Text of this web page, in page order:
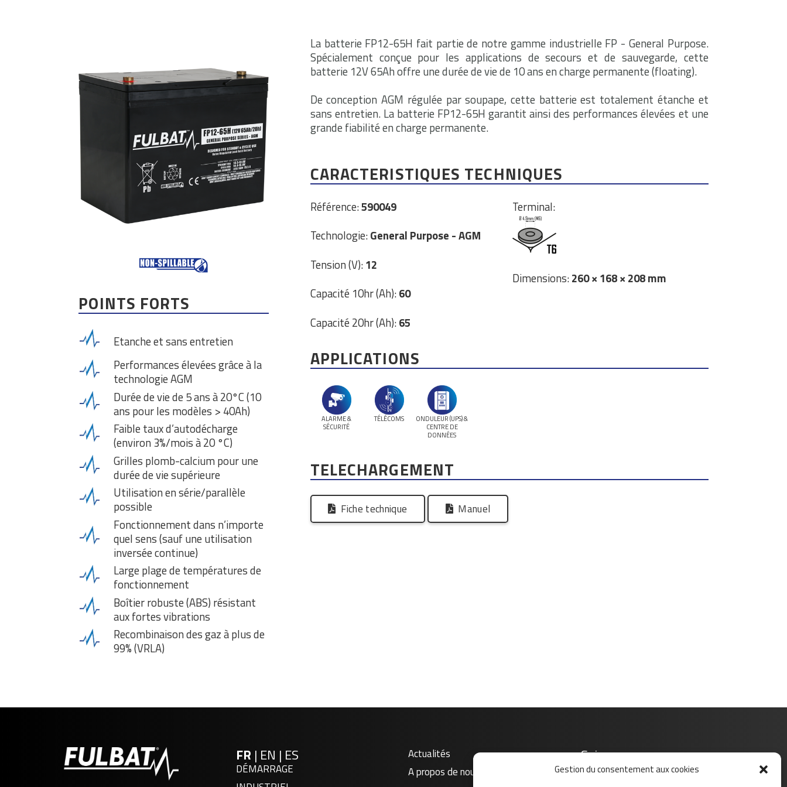
Gestion du consentement aux cookies
POINTS FORTS
Etanche et sans entretien
Performances élevées grâce à la
technologie AGM
Durée de vie de 5 ans à 20°C (10
ans pour les modèles > 40Ah)
Faible taux d’autodécharge
(environ 3%/mois à 20 °C)
Grilles plomb-calcium pour une
durée de vie supérieure
Utilisation en série/parallèle
possible
Fonctionnement dans n’importe
quel sens (sauf une utilisation
inversée continue)
Large plage de températures de
fonctionnement
Boîtier robuste (ABS) résistant
aux fortes vibrations
Recombinaison des gaz à plus de
99% (VRLA)
La batterie FP12-65H fait partie de notre gamme industrielle FP - General Purpose.
Spécialement conçue pour les applications de secours et de sauvegarde, cette
batterie 12V 65Ah offre une durée de vie de 10 ans en charge permanente (floating).
De conception AGM régulée par soupape, cette batterie est totalement étanche et
sans entretien. La batterie FP12-65H garantit ainsi des performances élevées et une
grande fiabilité en charge permanente.
CARACTERISTIQUES TECHNIQUES
Référence:590049
Technologie:General Purpose - AGM
Tension (V):12
Capacité 10hr (Ah):60
Capacité 20hr (Ah):65
Terminal:
Dimensions:260 × 168 × 208 mm
APPLICATIONS
ALARME &
SÉCURITÉ
TÉLÉCOMS
ONDULEUR (UPS) &
CENTRE DE
DONNÉES
TELECHARGEMENT
Fiche technique Manuel
FR | EN | ES
DÉMARRAGE
Actualités
A propos de nous
Suivez-nous sur